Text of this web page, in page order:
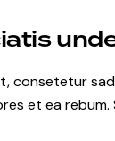
consetetur
et ea